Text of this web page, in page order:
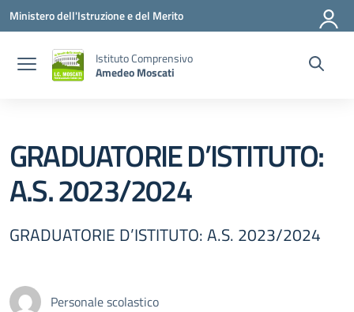
Vai ai contenuti
Vai al menu di navigazione
Vai al footer
Ministero dell'Istruzione e del Merito
Istituto Comprensivo
Amedeo Moscati
GRADUATORIE D’ISTITUTO:
A.S. 2023/2024
GRADUATORIE D’ISTITUTO: A.S. 2023/2024
Personale scolastico